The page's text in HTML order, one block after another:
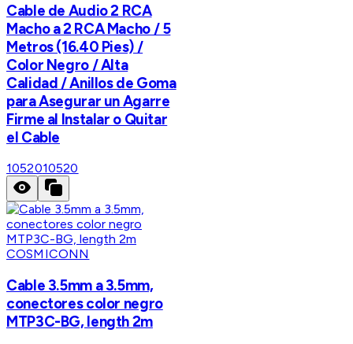
Cable de Audio 2 RCA
Macho a 2 RCA Macho / 5
Metros (16.40 Pies) /
Color Negro / Alta
Calidad / Anillos de Goma
para Asegurar un Agarre
Firme al Instalar o Quitar
el Cable
1052010520
COSMICONN
Cable 3.5mm a 3.5mm,
conectores color negro
MTP3C-BG, length 2m